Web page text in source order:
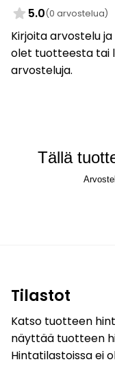
5.0(0 arvostelua)
Kirjoita arvostelu
olet tuotteesta tai
arvosteluja.
Tällä
Tilastot
Katso tuotteen
näyttää tuotteen
Hintatilastoissa ei